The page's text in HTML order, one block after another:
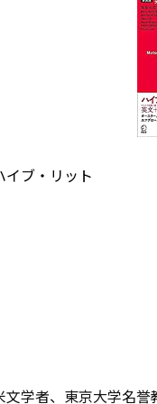
イブ・リット
学者、東京大学名